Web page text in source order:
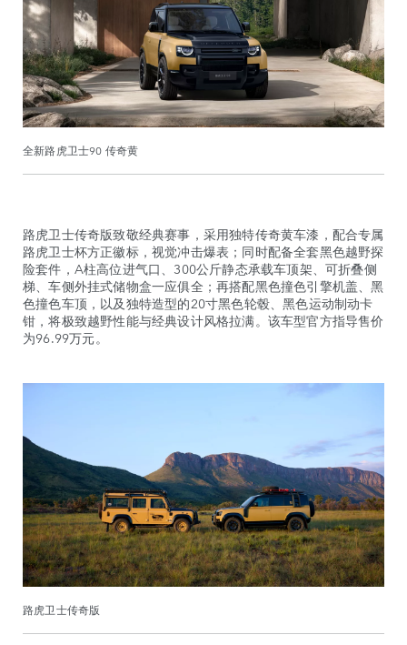
全新路虎卫士90 传奇黄
路虎卫士传奇版致敬经典赛事，采用独特传奇黄车漆，配合专属
路虎卫士杯方正徽标，视觉冲击爆表；同时配备全套黑色越野探
险套件，A柱高位进气口、300公斤静态承载车顶架、可折叠侧
梯、车侧外挂式储物盒一应俱全；再搭配黑色撞色引擎机盖、黑
色撞色车顶，以及独特造型的20寸黑色轮毂、黑色运动制动卡
钳，将极致越野性能与经典设计风格拉满。该车型官方指导售价
为96.99万元。
路虎卫士传奇版